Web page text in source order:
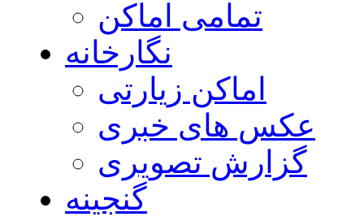
تمامی اماکن
نگارخانه
اماکن زیارتی
عکس های خبری
گزارش تصویری
گنجینه